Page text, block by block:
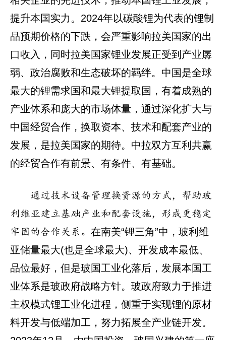
提升本国实力。2024年以碳酸锂为代表的锂制
品预期价格的下跌，会严重影响拉美国家的出
口收入，同时拉美国家锂业发展正受到产业孱
弱、政治腐败和生态破坏的羁绊。中国是全球
最大的锂需求国和最大锂提取国，有着成熟的
产业体系和庞大的市场体量，通过深化扩大与
中国经贸合作，换取资本、技术和配套产业的
发展，是拉美国家的期待。中拉双方互利共赢
的经贸合作有前景、有条件、有基础。
通过技术设备管理换资源的方式，帮助玻
利维亚建立基础产业和配套设施，形成更稳定
牢固的合作关系。 在南美“锂三角”中，玻利维
亚储量最大(也是全球最大)、开发成本最低、
品位最好，但是玻国工业化落后，发展本国工
业体系是玻政府战略方针。玻政府致力于推进
主权模式锂工业化进程，侧重于实现锂的原材
料开发与低端加工，努力拓展全产业链开发。